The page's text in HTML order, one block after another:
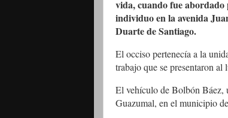
vida, cuando fue
individuo en la avenida
Duarte de Santiago.
El occiso pertenecía a la
trabajo que se presentaron al
El vehículo de Bolbón Báez,
Guazumal, en el municipio